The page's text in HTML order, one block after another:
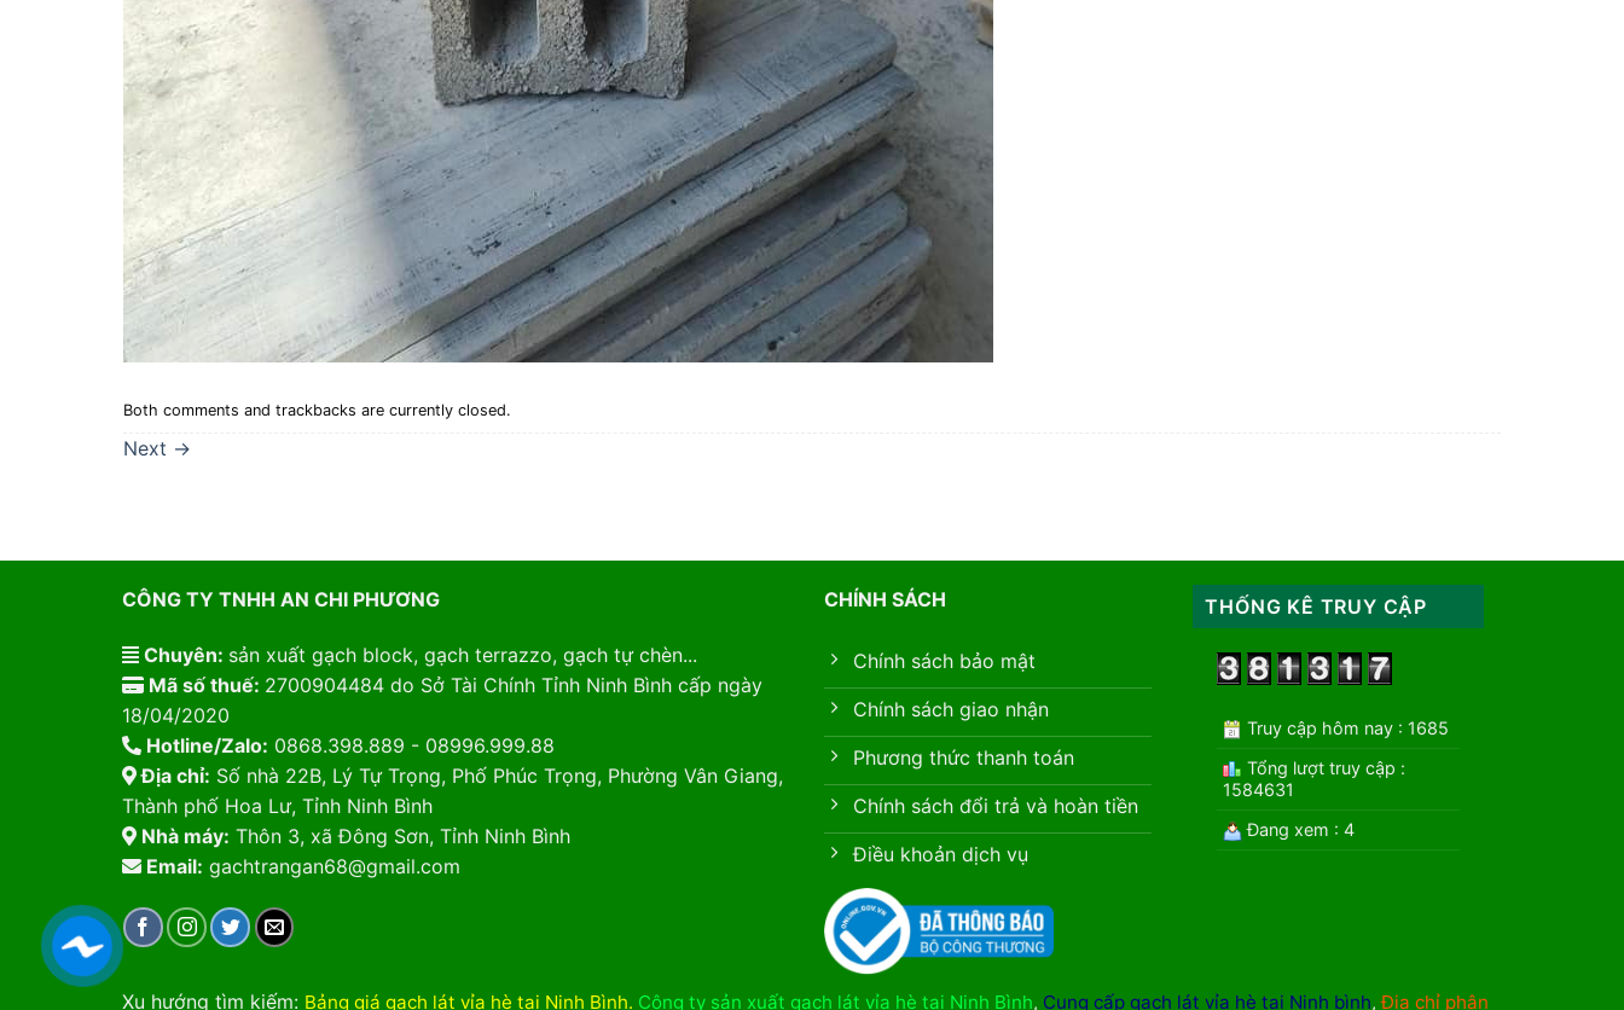
Both comments and trackbacks are currently closed.
Next →
CÔNG TY TNHH AN CHI PHƯƠNG
Chuyên: sản xuất gạch block, gạch terrazzo, gạch tự chèn...
Mã số thuế: 2700904484 do Sở Tài Chính Tỉnh Ninh Bình cấp ngày
18/04/2020
Hotline/Zalo: 0868.398.889 - 08996.999.88
Địa chỉ: Số nhà 22B, Lý Tự Trọng, Phố Phúc Trọng, Phường Vân Giang,
Thành phố Hoa Lư, Tỉnh Ninh Bình
Nhà máy: Thôn 3, xã Đông Sơn, Tỉnh Ninh Bình
Email: gachtrangan68@gmail.com
CHÍNH SÁCH
Chính sách bảo mật
Chính sách giao nhận
Phương thức thanh toán
Chính sách đổi trả và hoàn tiền
Điều khoản dịch vụ
THỐNG KÊ TRUY CẬP
Truy cập hôm nay : 1685
Tổng lượt truy cập :
1584631
Đang xem : 4
Xu hướng tìm kiếm: Bảng giá gạch lát vỉa hè tại Ninh Bình. Công ty sản xuất gạch lát vỉa hè tại Ninh Bình, Cung cấp gạch lát vỉa hè tại Ninh bình,Địa chỉ phân